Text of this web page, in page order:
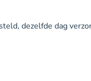
dezelfde dag